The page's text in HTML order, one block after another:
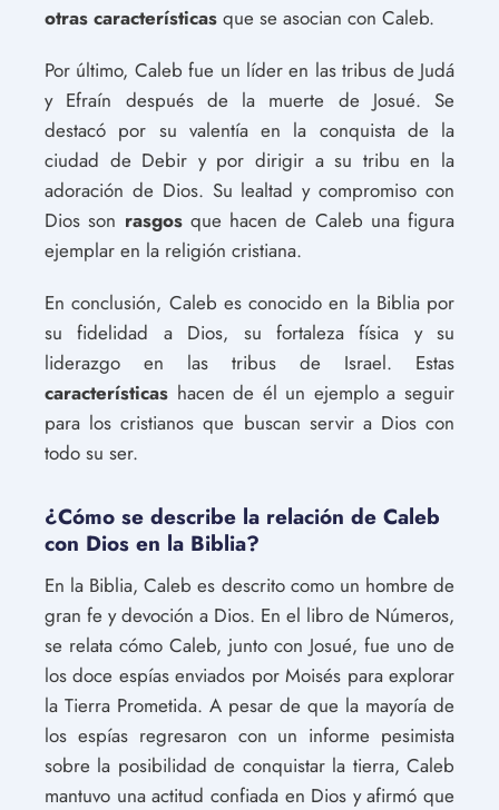
otras características que se asocian con Caleb.
Por último, Caleb fue un líder en las tribus de Judá
y Efraín después de la muerte de Josué. Se
destacó por su valentía en la conquista de la
ciudad de Debir y por dirigir a su tribu en la
adoración de Dios. Su lealtad y compromiso con
Dios son rasgosque hacen de Caleb una figura
ejemplar en la religión cristiana.
En conclusión, Caleb es conocido en la Biblia por
su fidelidad a Dios, su fortaleza física y su
liderazgo en las tribus de Israel. Estas
características hacen de él un ejemplo a seguir
para los cristianos que buscan servir a Dios con
todo su ser.
¿Cómo se describe la relación de Caleb
con Dios en la Biblia?
En la Biblia, Caleb es descrito como un hombre de
gran fe y devoción a Dios. En el libro de Números,
se relata cómo Caleb, junto con Josué, fue uno de
los doce espías enviados por Moisés para explorar
la Tierra Prometida. A pesar de que la mayoría de
los espías regresaron con un informe pesimista
sobre la posibilidad de conquistar la tierra, Caleb
mantuvo una actitud confiada en Dios y afirmó que